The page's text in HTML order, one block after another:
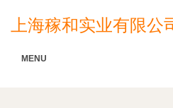
上海稼和实业有限公
MENU